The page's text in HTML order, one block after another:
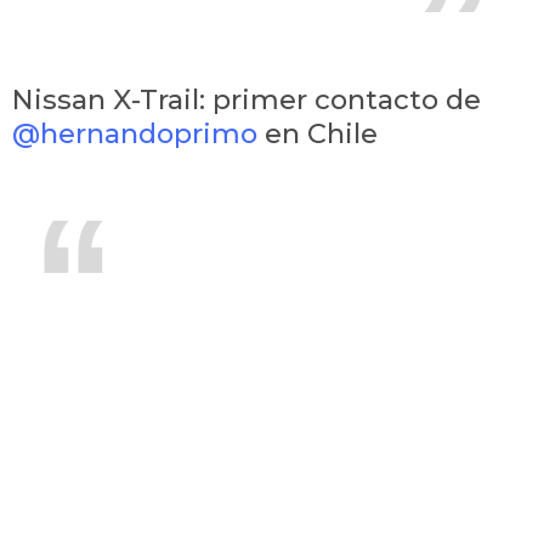
Nissan X-Trail: primer contacto de
@hernandoprimo en Chile